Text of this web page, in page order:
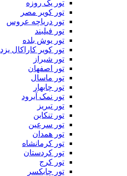
تور یک روزه
تور کویر مصر
تور دریاچه عروس
تور فیلبند
تور یوش بلده
تور کویر کاراکال یزد
تور شیراز
تور اصفهان
تور ماسال
تور چابهار
تور نمک آبرود
تور تبریز
تور تنکابن
تور سرعین
تور همدان
تور کرمانشاه
تور کردستان
تور کرج
تور چابکسر